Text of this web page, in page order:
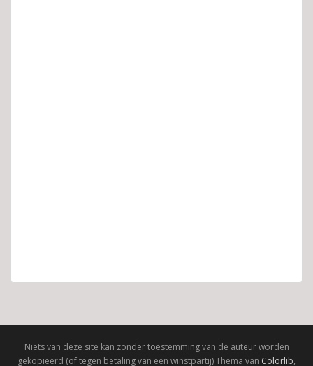
Niets van deze site kan zonder toestemming van de auteur worden
gekopieerd (of tegen betaling van een winstpartij) Thema van Colorlib,